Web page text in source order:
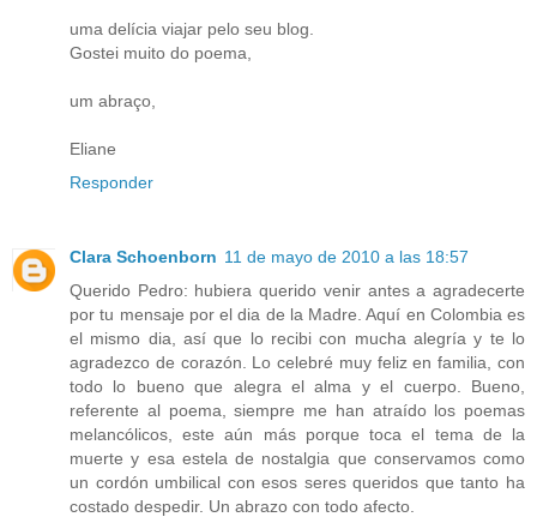
uma delícia viajar pelo seu blog.
Gostei muito do poema,
um abraço,
Eliane
Responder
Clara Schoenborn 11 de mayo de 2010 a las 18:57
Querido Pedro: hubiera querido venir antes a agradecerte
por tu mensaje por el dia de la Madre. Aquí en Colombia es
el mismo dia, así que lo recibi con mucha alegría y te lo
agradezco de corazón. Lo celebré muy feliz en familia, con
todo lo bueno que alegra el alma y el cuerpo. Bueno,
referente al poema, siempre me han atraído los poemas
melancólicos, este aún más porque toca el tema de la
muerte y esa estela de nostalgia que conservamos como
un cordón umbilical con esos seres queridos que tanto ha
costado despedir. Un abrazo con todo afecto.